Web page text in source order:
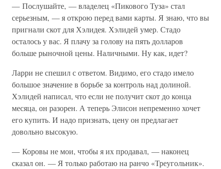
— Послушайте, — владелец «Пикового Туза» стал
серьезным, — я открою перед вами карты. Я знаю, что вы
пригнали скот для Хэлидея. Хэлидей умер. Стадо
осталось у вас. Я плачу за голову на пять долларов
больше рыночной цены. Наличными. Ну как, идет?
Ларри не спешил с ответом. Видимо, его стадо имело
большое значение в борьбе за контроль над долиной.
Хэлидей написал, что если не получит скот до конца
месяца, он разорен. А теперь Элисон непременно хочет
его купить. И надо признать, цену он предлагает
довольно высокую.
— Коровы не мои, чтобы я их продавал, — наконец
сказал он. — Я только работаю на ранчо «Треугольник».